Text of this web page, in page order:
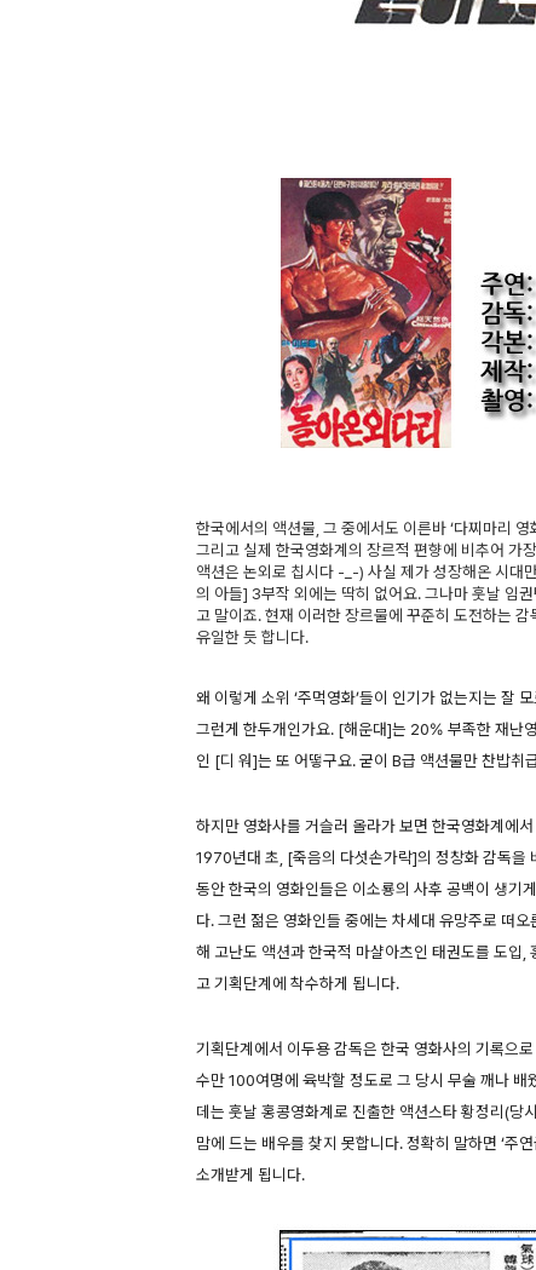
한국에서의 액션물, 그 중에서도 이른바 ‘다찌마리
그리고 실제 한국영화계의 장르적 편향에 비추어 가
액션은 논외로 칩시다 -_-) 사실 제가 성장해온 시대
의 아들] 3부작 외에는 딱히 없어요. 그나마 훗날 임
고 말이죠. 현재 이러한 장르물에 꾸준히 도전하는
유일한 듯 합니다.
왜 이렇게 소위 ‘주먹영화’들이 인기가 없는지는 잘
그런게 한두개인가요. [해운대]는 20% 부족한 재난
인 [디 워]는 또 어떻구요. 굳이 B급 액션물만 찬밥취
하지만 영화사를 거슬러 올라가 보면 한국영화계에
1970년대 초, [죽음의 다섯손가락]의 정창화 감독을
동안 한국의 영화인들은 이소룡의 사후 공백이 생기
다. 그런 젊은 영화인들 중에는 차세대 유망주로 떠
해 고난도 액션과 한국적 마샬아츠인 태권도를 도입
고 기획단계에 착수하게 됩니다.
기획단계에서 이두용 감독은 한국 영화사의 기록으
수만 100여명에 육박할 정도로 그 당시 무술 깨나
데는 훗날 홍콩영화계로 진출한 액션스타 황정리(당
맘에 드는 배우를 찾지 못합니다. 정확히 말하면 ‘주
소개받게 됩니다.